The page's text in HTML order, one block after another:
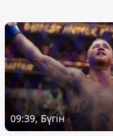
09:39, Бүгін